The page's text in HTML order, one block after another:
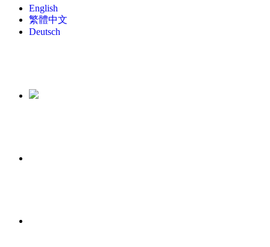
English
繁體中文
Deutsch